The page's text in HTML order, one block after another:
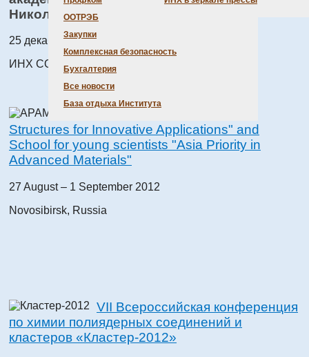
ООТРЭБ
Закупки
Комплексная безопасность
Бухгалтерия
Все новости
База отдыха Института
Николаева
25 декабря – 27 декабря 2012
ИНХ СО РАН, конференц-зал
Structures for Innovative Applications" and
School for young scientists "Asia Priority in
Advanced Materials"
27 August – 1 September 2012
Novosibirsk, Russia
VII Всероссийская конференция
по химии полиядерных соединений и
кластеров «Кластер-2012»